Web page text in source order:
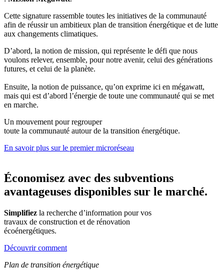
Cette signature rassemble toutes les initiatives de la communauté
afin de réussir un ambitieux plan de transition énergétique et de lutte
aux changements climatiques.
D’abord, la notion de mission, qui représente le défi que nous
voulons relever, ensemble, pour notre avenir, celui des générations
futures, et celui de la planète.
Ensuite, la notion de puissance, qu’on exprime ici en mégawatt,
mais qui est d’abord l’énergie de toute une communauté qui se met
en marche.
Un mouvement pour regrouper
toute la communauté autour de la transition énergétique.
En savoir plus sur le premier microréseau
Économisez avec des subventions
avantageuses disponibles sur le marché.
Simplifiez la recherche d’information pour vos
travaux de construction et de rénovation
écoénergétiques.
Découvrir comment
Plan de transition énergétique